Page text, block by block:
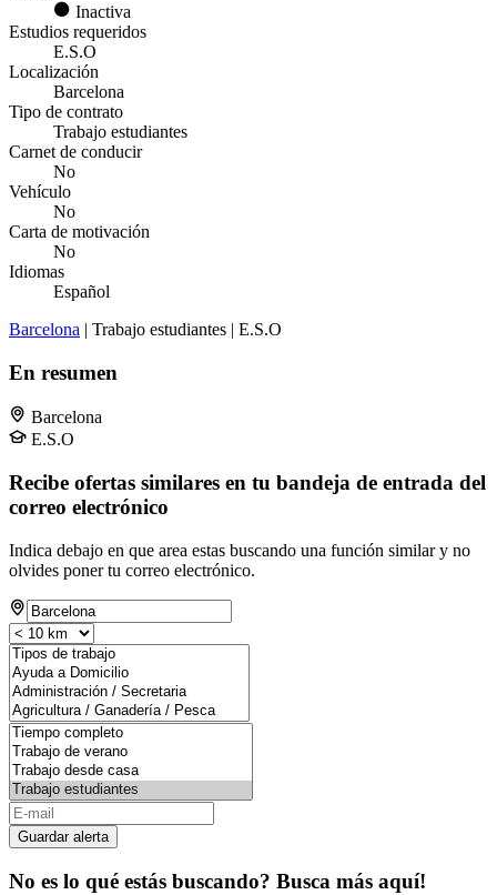
Inactiva
Estudios requeridos
E.S.O
Localización
Barcelona
Tipo de contrato
Trabajo estudiantes
Carnet de conducir
No
Vehículo
No
Carta de motivación
No
Idiomas
Español
Barcelona | Trabajo estudiantes | E.S.O
En resumen
Barcelona
E.S.O
Recibe ofertas similares en tu bandeja de entrada del
correo electrónico
Indica debajo en que area estas buscando una función similar y no
olvides poner tu correo electrónico.
Guardar alerta
No es lo qué estás buscando? Busca más aquí!